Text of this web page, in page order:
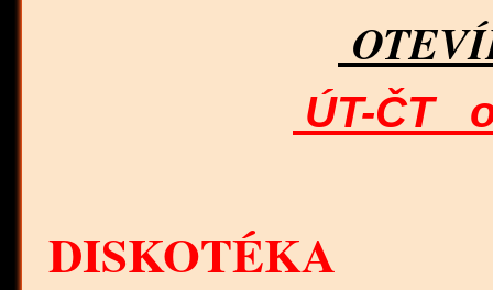
ÚT-ČT
DISKOTÉKA